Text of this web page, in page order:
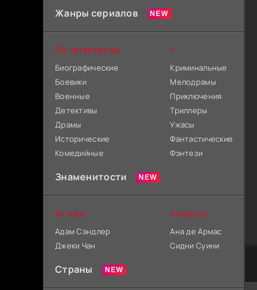
Жанры сериалов
По категориям
Биографические
Боевики
Военные
Детективы
Драмы
Исторические
Комедийные
+
Криминальные
Мелодрамы
Приключения
Триллеры
Ужасы
Фантастические
Фэнтези
Знаменитости
Актеры
Адам Сэндлер
Джеки Чан
Актрисы
Ана де Армас
Сидни Суини
Страны